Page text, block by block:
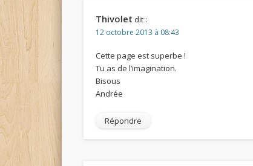
Thivolet dit :
12 octobre 2013 à 08:43
Cette page est superbe !
Tu as de l’imagination.
Bisous
Andrée
Répondre